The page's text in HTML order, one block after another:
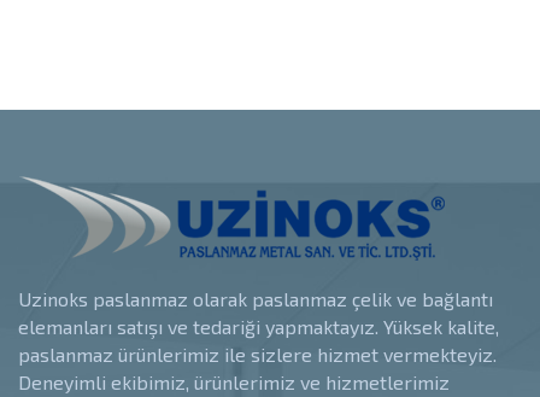
Uzinoks paslanmaz olarak paslanmaz çelik ve bağlantı
elemanları satışı ve tedariği yapmaktayız. Yüksek kalite,
paslanmaz ürünlerimiz ile sizlere hizmet vermekteyiz.
Deneyimli ekibimiz, ürünlerimiz ve hizmetlerimiz